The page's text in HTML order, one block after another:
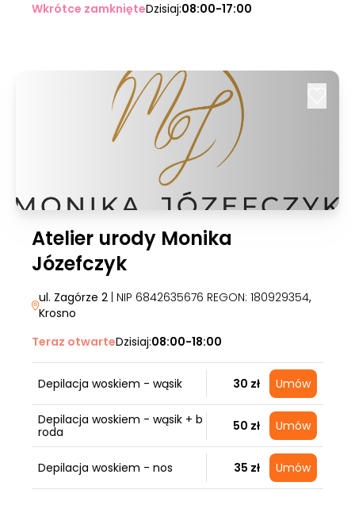
Wkrótce zamknięteDzisiaj:08:00-17:00
Atelier urody Monika
Józefczyk
ul. Zagórze 2 | NIP 6842635676 REGON: 180929354,
Krosno
Teraz otwarteDzisiaj:08:00-18:00
Depilacja woskiem - wąsik 30 zł Umów
Depilacja woskiem - wąsik + b
roda
50 zł Umów
Depilacja woskiem - nos 35 zł Umów